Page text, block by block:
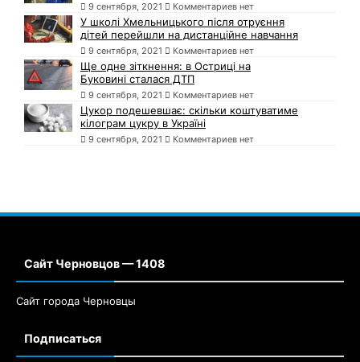
9 сентября, 2021 Комментариев нет
У школі Хмельницького після отруєння
дітей перейшли на дистанційне навчання
9 сентября, 2021 Комментариев нет
Ще одне зіткнення: в Остриці на
Буковині сталася ДТП
9 сентября, 2021 Комментариев нет
Цукор подешевшає: скільки коштуватиме
кілограм цукру в Україні
9 сентября, 2021 Комментариев нет
Сайт Черновцов — 1408
Сайт города Черновцы
Подписаться